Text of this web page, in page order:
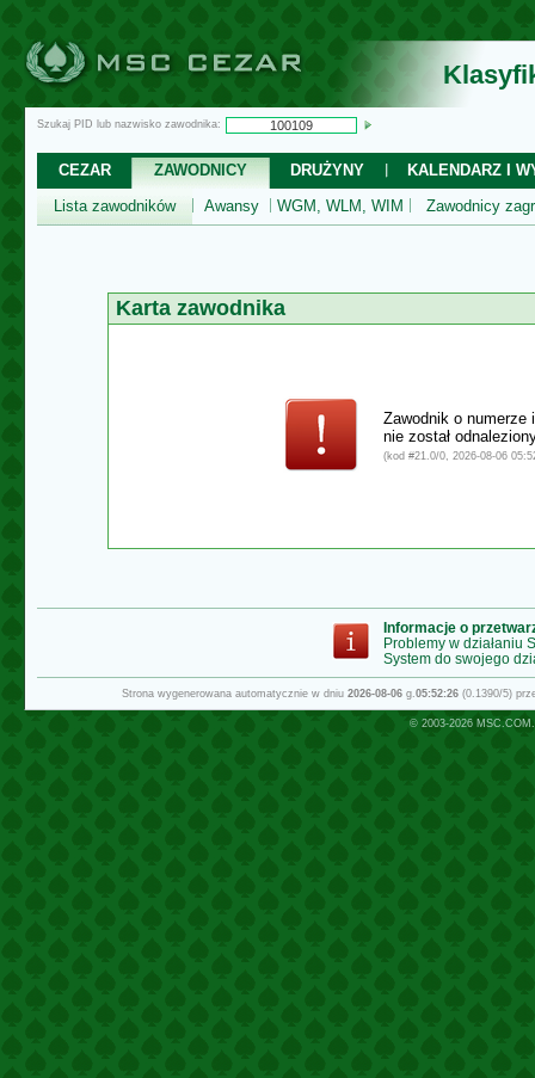
Szukaj PID lub nazwisko zawodnika:
CEZAR ZAWODNICY DRUŻYNY
KALENDARZ I
Lista zawodników
Awansy WGM, WLM, WIM Zawodnicy
Karta zawodnika
Zawodnik o
nie został
(kod #21.0/0, 2026-08-06
Informacje o
Problemy w działaniu
System do swojego
Strona wygenerowana automatycznie w dniu 2026-08-06g.05:52:26(0.1390/5)
© 2003-2026